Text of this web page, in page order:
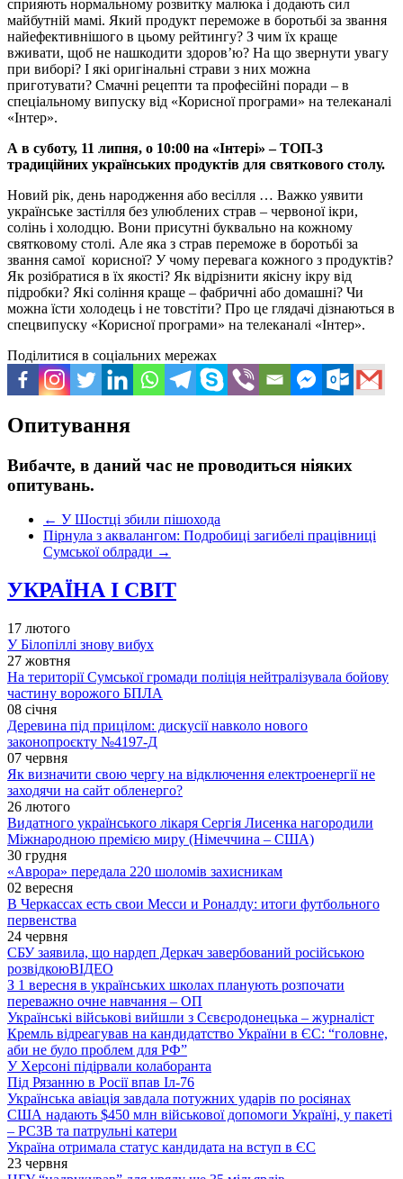
сприяють нормальному розвитку малюка і додають сил
майбутній мамі. Який продукт переможе в боротьбі за звання
найефективнішого в цьому рейтингу? З чим їх краще
вживати, щоб не нашкодити здоров’ю? На що звернути увагу
при виборі? І які оригінальні страви з них можна
приготувати? Смачні рецепти та професійні поради – в
спеціальному випуску від «Корисної програми» на телеканалі
«Інтер».
А в суботу, 11 липня, о 10:00 на «Інтері» – ТОП-3
традиційних українських продуктів для святкового столу.
Новий рік, день народження або весілля … Важко уявити
українське застілля без улюблених страв – червоної ікри,
солінь і холодцю. Вони присутні буквально на кожному
святковому столі. Але яка з страв переможе в боротьбі за
звання самої корисної? У чому перевага кожного з продуктів?
Як розібратися в їх якості? Як відрізнити якісну ікру від
підробки? Які соління краще – фабричні або домашні? Чи
можна їсти холодець і не товстіти? Про це глядачі дізнаються в
спецвипуску «Корисної програми» на телеканалі «Інтер».
Поділитися в соціальних мережах
Опитування
Вибачте, в даний час не проводиться ніяких
опитувань.
← У Шостці збили пішохода
Пірнула з аквалангом: Подробиці загибелі працівниці
Сумської облради →
УКРАЇНА І СВІТ
17 лютого
У Білопіллі знову вибух
27 жовтня
На території Сумської громади поліція нейтралізувала бойову
частину ворожого БПЛА
08 січня
Деревина під прицілом: дискусії навколо нового
законопроєкту №4197-Д
07 червня
Як визначити свою чергу на відключення електроенергії не
заходячи на сайт обленерго?
26 лютого
Видатного українського лікаря Сергія Лисенка нагородили
Міжнародною премією миру (Німеччина – США)
30 грудня
«Аврора» передала 220 шоломів захисникам
02 вересня
В Черкассах есть свои Месси и Роналду: итоги футбольного
первенства
24 червня
СБУ заявила, що нардеп Деркач завербований російською
розвідкоюВІДЕО
З 1 вересня в українських школах планують розпочати
переважно очне навчання – ОП
Українські військові вийшли з Сєвєродонецька – журналіст
Кремль відреагував на кандидатство України в ЄС: “головне,
аби не було проблем для РФ”
У Херсоні підірвали колаборанта
Під Рязанню в Росії впав Іл-76
Українська авіація завдала потужних ударів по росіянах
США надають $450 млн військової допомоги Україні, у пакеті
– РСЗВ та патрульні катери
Україна отримала статус кандидата на вступ в ЄС
23 червня